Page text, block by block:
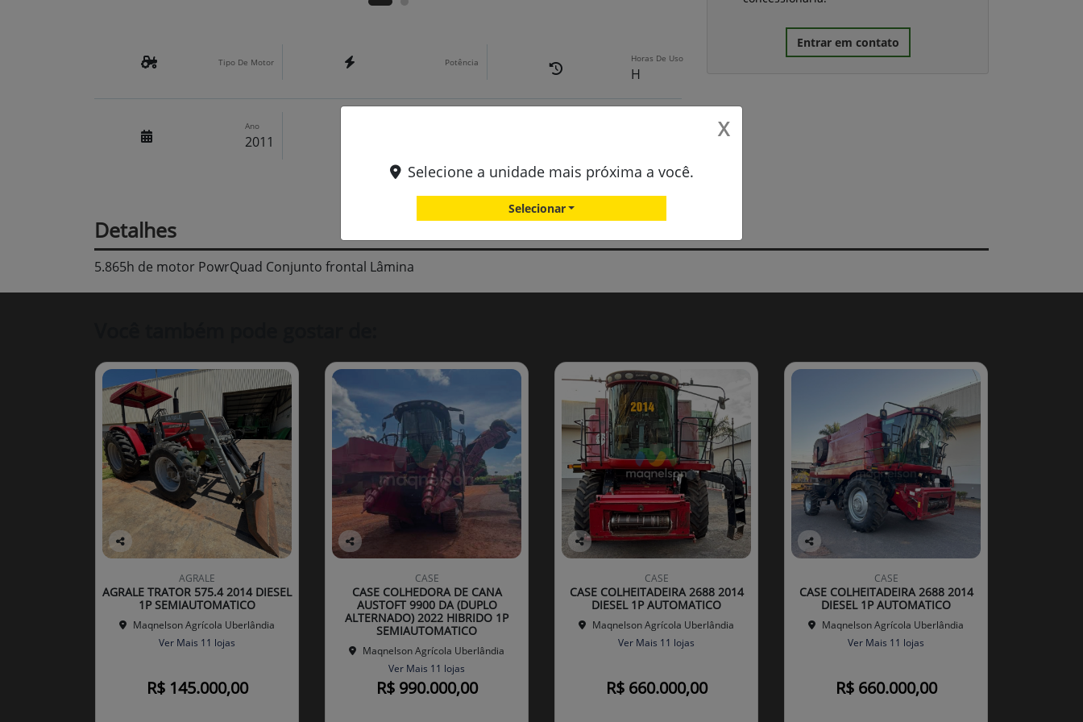
Entrar em contato
Tipo De Motor Potência Horas De Uso
H
Ano
2011
Detalhes
5.865h de motor PowrQuad Conjunto frontal Lâmina
Co
arti
lhe
AGRALE
AGRALE TRATOR 575.4 2014 DIESEL
1P SEMIAUTOMATICO
Maqnelson Agrícola Uberlândia
Ver Mais 11 lojas
R$ 145.000,00
Co
arti
lhe
CASE
CASE COLHEDORA DE CANA
AUSTOFT 9900 DA (DUPLO
ALTERNADO) 2022 HIBRIDO 1P
SEMIAUTOMATICO
Maqnelson Agrícola Uberlândia
Ver Mais 11 lojas
R$ 990.000,00
Co
arti
lhe
CASE
CASE COLHEITADEIRA 2688 2014
DIESEL 1P AUTOMATICO
Maqnelson Agrícola Uberlândia
Ver Mais 11 lojas
R$ 660.000,00
Co
arti
lhe
CASE
CASE COLHEITADEIRA 2688 2014
DIESEL 1P AUTOMATICO
Maqnelson Agrícola Uberlândia
Ver Mais 11 lojas
R$ 660.000,00
X
Selecione a unidade mais próxima a você.
Selecionar